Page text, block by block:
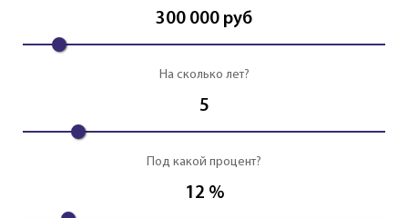
300 000 руб
На сколько лет?
5
Под какой процент?
12 %